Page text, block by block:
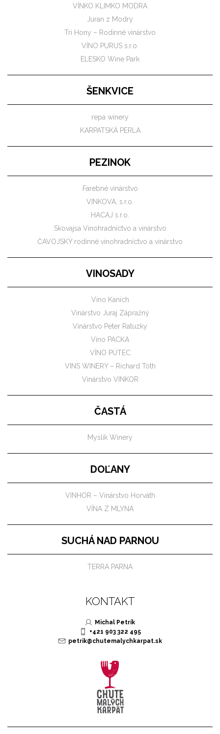
VÍNKO KLIMKO MODRA
Juran z Modry
Tri Hony – Rodinné vinárstvo
VÍNO PURUS s.r.o.
ELESKO Wine Park
ŠENKVICE
repa winery
KARPATSKÁ PERLA
PEZINOK
Farebné vinárstvo
VINKOVA, s.r.o.
HACAJ s.r.o.
Skovajsa Vinohradníctvo a vinárstvo
ČAVOJSKÝ rodinné vinohradníctvo a vinárstvo
VINOSADY
Víno Kanich
Vinárstvo Juraj Zápražný
Vinárstvo Peter Ratuzky
Víno PACKA
VÍNO PÚTEC
VINS WINERY – Richard Tóth
Vinárstvo VINKOR
ČASTÁ
Myslík Winery
DOĽANY
VINHOR – Vinárstvo Horváth
VÍNA Z MLYNA
SUCHÁ NAD PARNOU
TERRA PARNA
KONTAKT
Michal Petrík
+421 903 322 495
petrik@chutemalychkarpat.sk